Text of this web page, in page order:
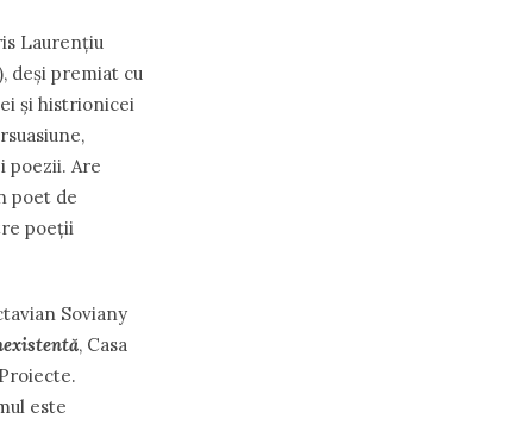
Laurențiu
deși premiat cu
și histrionicei
poezii. Are
poet de
poeții
Soviany
, Casa
este